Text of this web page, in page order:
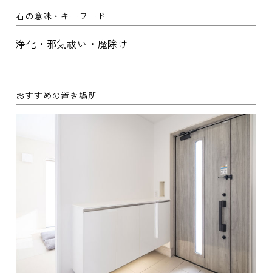
石の意味・キーワード
浄化・邪気祓い・魔除け
おすすめの置き場所